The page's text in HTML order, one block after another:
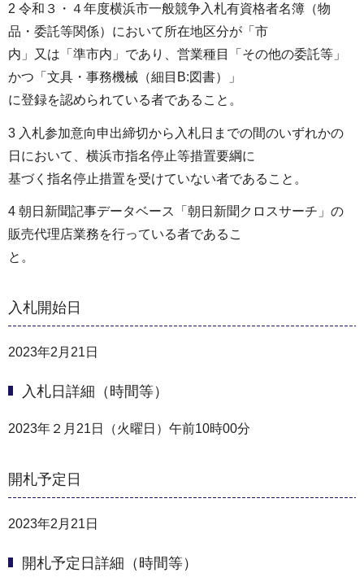
2 令和３・４年度横浜市一般競争入札有資格者名簿（物
品・委託等関係）において所在地区分が「市
内」又は「準市内」であり、営業種目「その他の委託等」
かつ「文具・事務機械（細目B:図書）」
に登録を認められている者であること。
3 入札参加意向申出締切から入札日までの間のいずれかの
日において、横浜市指名停止等措置要綱に
基づく指名停止措置を受けていない者であること。
4 朝日新聞記事データベース「朝日新聞クロスサーチ」の
販売代理店業務を行っている者であるこ
と。
入札開始日
2023年2月21日
入札日詳細（時間等）
2023年２月21日（火曜日）午前10時00分
開札予定日
2023年2月21日
開札予定日詳細（時間等）